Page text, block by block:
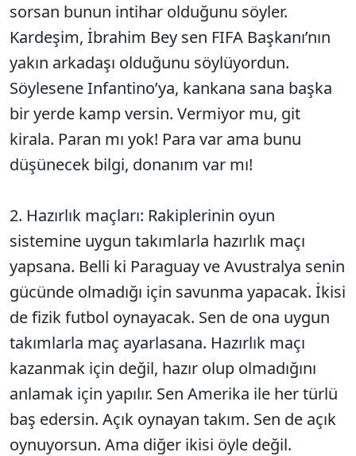
sorsan bunun intihar olduğunu söyler.
Kardeşim, İbrahim Bey sen FIFA Başkanı’nın
yakın arkadaşı olduğunu söylüyordun.
Söylesene Infantino’ya, kankana sana başka
bir yerde kamp versin. Vermiyor mu, git
kirala. Paran mı yok! Para var ama bunu
düşünecek bilgi, donanım var mı!
2. Hazırlık maçları: Rakiplerinin oyun
sistemine uygun takımlarla hazırlık maçı
yapsana. Belli ki Paraguay ve Avustralya senin
gücünde olmadığı için savunma yapacak. İkisi
de fizik futbol oynayacak. Sen de ona uygun
takımlarla maç ayarlasana. Hazırlık maçı
kazanmak için değil, hazır olup olmadığını
anlamak için yapılır. Sen Amerika ile her türlü
baş edersin. Açık oynayan takım. Sen de açık
oynuyorsun. Ama diğer ikisi öyle değil.